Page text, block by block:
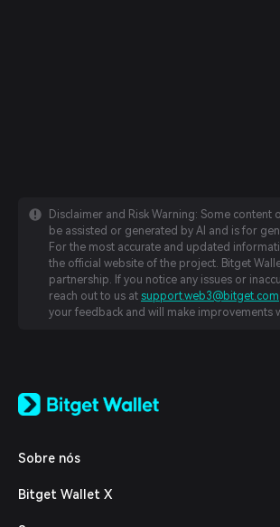
Disclaimer and Risk Warning: Some content
be assisted or generated by AI and is for
For the most accurate and updated
the official website of the project. Bitget
partnership. If you notice any issues or
reach out to us at support.web3@bitget.com
your feedback and will make improvements
日本語
Español (Latinoamérica)
Italiano
Sobre nós
Bitget Wallet X